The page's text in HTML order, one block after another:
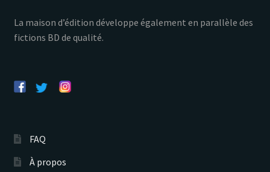
La maison d’édition développe également en parallèle des
fictions BD de qualité.
FAQ
À propos